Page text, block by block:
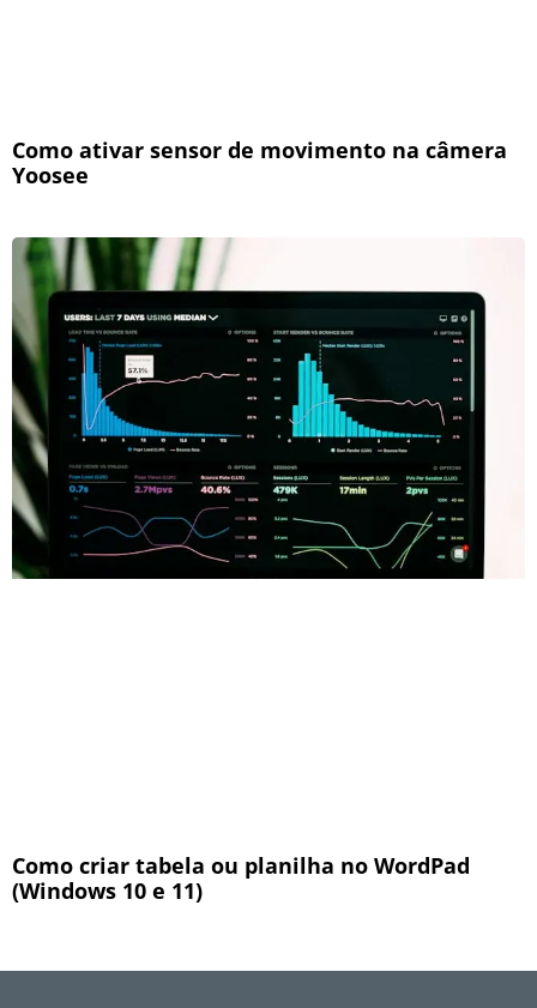
Como ativar sensor de movimento na câmera
Yoosee
Como criar tabela ou planilha no WordPad
(Windows 10 e 11)